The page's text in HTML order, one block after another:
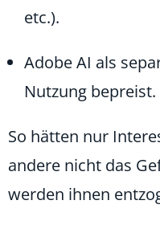
etc.).
Adobe AI als
Nutzung bepreist.
So hätten nur
andere nicht das
werden ihnen